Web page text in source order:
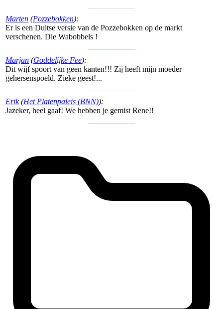
Marten (Pozzebokken):
Er is een Duitse versie van de Pozzebokken op de markt
verschenen. Die Wabobbels !
Marjan (Goddelijke Fee):
Dit wijf spoort van geen kanten!!! Zij heeft mijn moeder
gehersenspoeld. Zieke geest!...
Erik(Het Platenpaleis (BNN)):
Jazeker, heel gaaf! We hebben je gemist Rene!!